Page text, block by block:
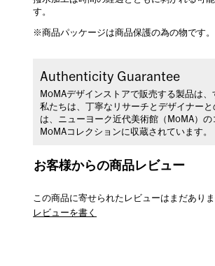
す。
※商品パッケージは商品保護の為の物です
Authenticity Guarantee
MoMAデザインストアで販売する製品は
私たちは、丁寧なリサーチとデザイナー
は、ニューヨーク近代美術館（MoMA）
MoMAコレクションに収蔵されています。
お客様からの商品レビュー
この商品に寄せられたレビューはまだありま
レビューを書く